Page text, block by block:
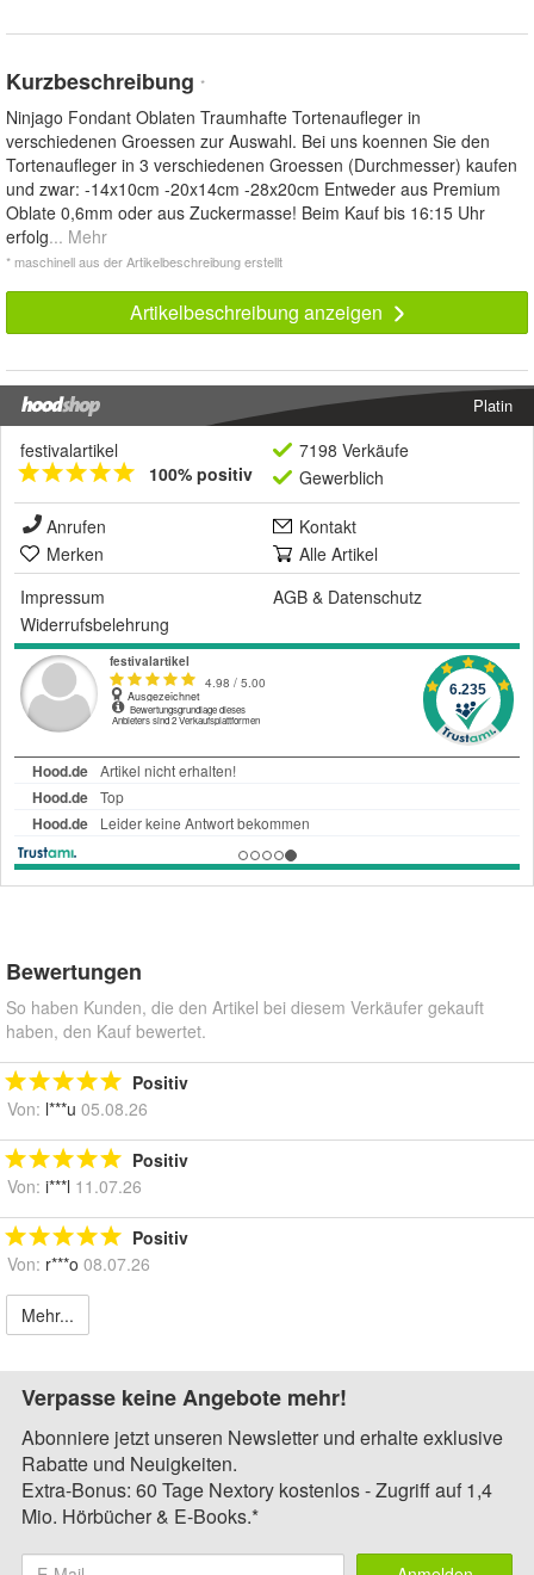
Kurzbeschreibung *
Ninjago Fondant Oblaten Traumhafte Tortenaufleger in
verschiedenen Groessen zur Auswahl. Bei uns koennen Sie den
Tortenaufleger in 3 verschiedenen Groessen (Durchmesser) kaufen
und zwar: -14x10cm -20x14cm -28x20cm Entweder aus Premium
Oblate 0,6mm oder aus Zuckermasse! Beim Kauf bis 16:15 Uhr
erfolg... Mehr
* maschinell aus der Artikelbeschreibung erstellt
Artikelbeschreibung anzeigen
Platin
festivalartikel
100% positiv
7198 Verkäufe
Gewerblich
Anrufen
Kontakt
Merken
Alle Artikel
Impressum
AGB & Datenschutz
Widerrufsbelehrung
Bewertungen
So haben Kunden, die den Artikel bei diesem Verkäufer gekauft
haben, den Kauf bewertet.
Positiv
Von: l***u 05.08.26
Positiv
Von: i***l 11.07.26
Positiv
Von: r***o 08.07.26
Mehr...
Verpasse keine Angebote mehr!
Abonniere jetzt unseren Newsletter und erhalte exklusive
Rabatte und Neuigkeiten.
Extra-Bonus: 60 Tage Nextory kostenlos - Zugriff auf 1,4
Mio. Hörbücher & E-Books.*